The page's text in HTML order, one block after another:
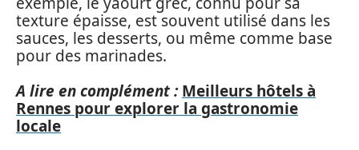
texture épaisse, est souvent utilisé dans les
sauces, les desserts, ou même comme base
pour des marinades.
A lire en complément : Meilleurs hôtels à
Rennes pour explorer la gastronomie
locale